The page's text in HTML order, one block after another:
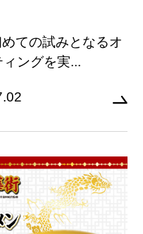
ての試みとなるオ
ングを実...